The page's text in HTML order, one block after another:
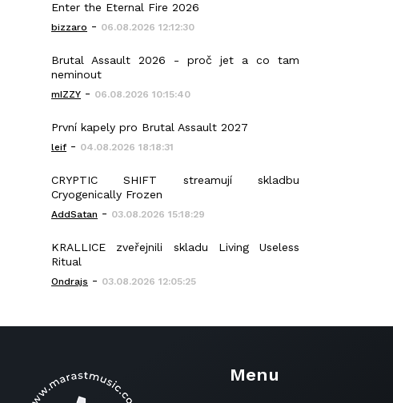
Enter the Eternal Fire 2026
bizzaro - 06.08.2026 12:12:30
Brutal Assault 2026 - proč jet a co tam
neminout
mIZZY - 06.08.2026 10:15:40
První kapely pro Brutal Assault 2027
leif - 04.08.2026 18:18:31
CRYPTIC SHIFT streamují skladbu
Cryogenically Frozen
AddSatan - 03.08.2026 15:18:29
KRALLICE zveřejnili skladu Living Useless
Ritual
Ondrajs - 03.08.2026 12:05:25
Menu